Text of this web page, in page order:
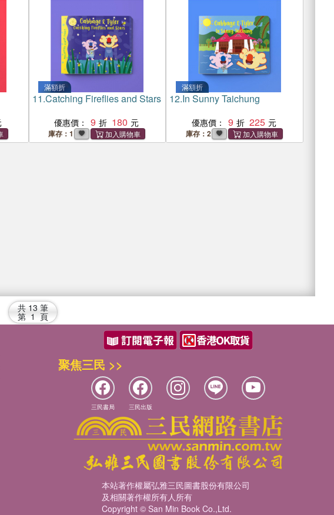
滿額折
11.Catching Fireflies and Stars
優惠價： 9 180
庫存：1
滿額折
12.In Sunny Taichung
優惠價： 9 225
庫存：2
共 13 筆
第 1 頁
聚焦三民 >>
三民書局 三民出版
本站著作權屬弘雅三民圖書股份有限公司
及相關著作權所有人所有
Copyright © San Min Book Co.,Ltd.